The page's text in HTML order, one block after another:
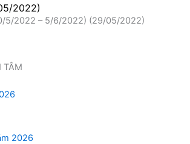
2022)
5/2022 – 5/6/2022) (29/05/2022)
TÂM
2026